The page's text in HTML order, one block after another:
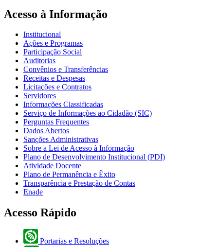
Acesso à Informação
Institucional
Ações e Programas
Participação Social
Auditorias
Convênios e Transferências
Receitas e Despesas
Licitações e Contratos
Servidores
Informações Classificadas
Serviço de Informações ao Cidadão (SIC)
Perguntas Frequentes
Dados Abertos
Sanções Administrativas
Sobre a Lei de Acesso à Informação
Plano de Desenvolvimento Institucional (PDI)
Atividade Docente
Plano de Permanência e Êxito
Transparência e Prestação de Contas
Enade
Acesso Rápido
Portarias e Resoluções